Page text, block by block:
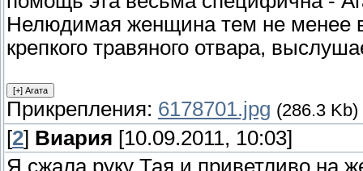
Нелюдимая женщина тем не менее
крепкого травяного отвара,
Прикрепления: 6178701.jpg (286.3 Kb)
[2] Виария [10.09.2011, 10:03]
Я сжала руку Тая и приветливо на